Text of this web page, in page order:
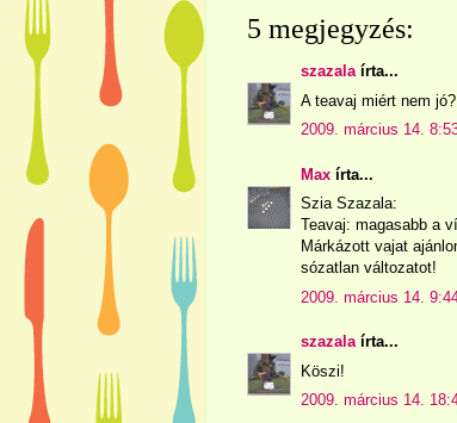
5 megjegyzés:
szazalaírta...
A teavaj miért nem
2009. március 14.
Max írta...
Szia Szazala:
Teavaj: magasabb a
Márkázott vajat
sózatlan változatot!
2009. március 14.
szazalaírta...
Köszi!
2009. március 14.